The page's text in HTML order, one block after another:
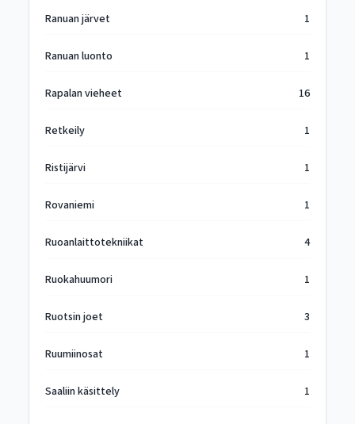
Ranuan järvet 1
Ranuan luonto 1
Rapalan vieheet 16
Retkeily 1
Ristijärvi 1
Rovaniemi 1
Ruoanlaittotekniikat 4
Ruokahuumori 1
Ruotsin joet 3
Ruumiinosat 1
Saaliin käsittely 1